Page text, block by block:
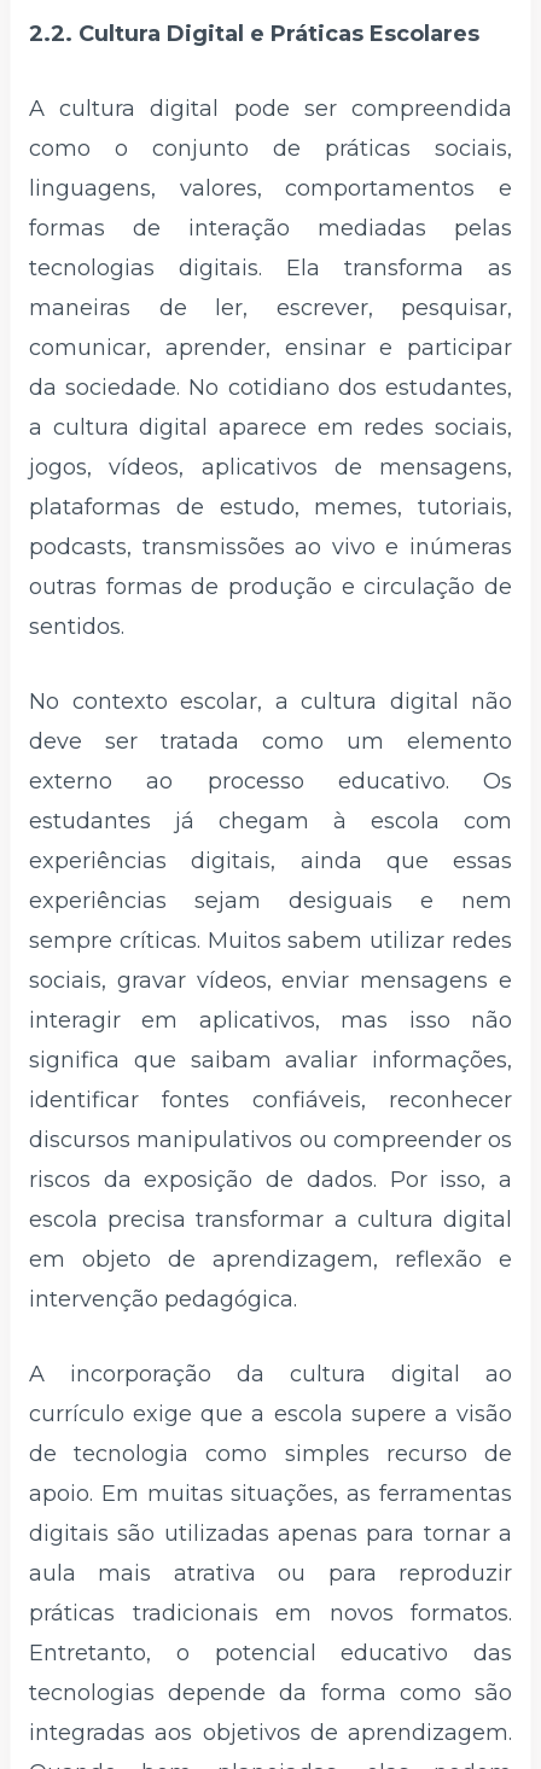
2.2. Cultura Digital e Práticas Escolares
A cultura digital pode ser compreendida
como o conjunto de práticas sociais,
linguagens, valores, comportamentos e
formas de interação mediadas pelas
tecnologias digitais. Ela transforma as
maneiras de ler, escrever, pesquisar,
comunicar, aprender, ensinar e participar
da sociedade. No cotidiano dos estudantes,
a cultura digital aparece em redes sociais,
jogos, vídeos, aplicativos de mensagens,
plataformas de estudo, memes, tutoriais,
podcasts, transmissões ao vivo e inúmeras
outras formas de produção e circulação de
sentidos.
No contexto escolar, a cultura digital não
deve ser tratada como um elemento
externo ao processo educativo. Os
estudantes já chegam à escola com
experiências digitais, ainda que essas
experiências sejam desiguais e nem
sempre críticas. Muitos sabem utilizar redes
sociais, gravar vídeos, enviar mensagens e
interagir em aplicativos, mas isso não
significa que saibam avaliar informações,
identificar fontes confiáveis, reconhecer
discursos manipulativos ou compreender os
riscos da exposição de dados. Por isso, a
escola precisa transformar a cultura digital
em objeto de aprendizagem, reflexão e
intervenção pedagógica.
A incorporação da cultura digital ao
currículo exige que a escola supere a visão
de tecnologia como simples recurso de
apoio. Em muitas situações, as ferramentas
digitais são utilizadas apenas para tornar a
aula mais atrativa ou para reproduzir
práticas tradicionais em novos formatos.
Entretanto, o potencial educativo das
tecnologias depende da forma como são
integradas aos objetivos de aprendizagem.